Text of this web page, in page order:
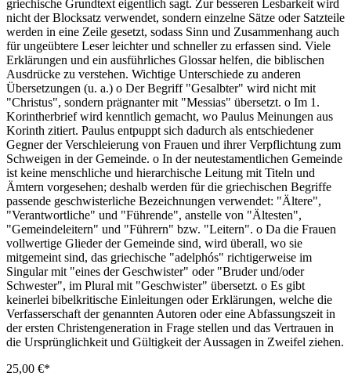
griechische Grundtext eigentlich sagt. Zur besseren Lesbarkeit wird
nicht der Blocksatz verwendet, sondern einzelne Sätze oder Satzteile
werden in eine Zeile gesetzt, sodass Sinn und Zusammenhang auch
für ungeübtere Leser leichter und schneller zu erfassen sind. Viele
Erklärungen und ein ausführliches Glossar helfen, die biblischen
Ausdrücke zu verstehen. Wichtige Unterschiede zu anderen
Übersetzungen (u. a.) o Der Begriff "Gesalbter" wird nicht mit
"Christus", sondern prägnanter mit "Messias" übersetzt. o Im 1.
Korintherbrief wird kenntlich gemacht, wo Paulus Meinungen aus
Korinth zitiert. Paulus entpuppt sich dadurch als entschiedener
Gegner der Verschleierung von Frauen und ihrer Verpflichtung zum
Schweigen in der Gemeinde. o In der neutestamentlichen Gemeinde
ist keine menschliche und hierarchische Leitung mit Titeln und
Ämtern vorgesehen; deshalb werden für die griechischen Begriffe
passende geschwisterliche Bezeichnungen verwendet: "Ältere",
"Verantwortliche" und "Führende", anstelle von "Ältesten",
"Gemeindeleitern" und "Führern" bzw. "Leitern". o Da die Frauen
vollwertige Glieder der Gemeinde sind, wird überall, wo sie
mitgemeint sind, das griechische "adelphós" richtigerweise im
Singular mit "eines der Geschwister" oder "Bruder und/oder
Schwester", im Plural mit "Geschwister" übersetzt. o Es gibt
keinerlei bibelkritische Einleitungen oder Erklärungen, welche die
Verfasserschaft der genannten Autoren oder eine Abfassungszeit in
der ersten Christengeneration in Frage stellen und das Vertrauen in
die Ursprünglichkeit und Gültigkeit der Aussagen in Zweifel ziehen.
25,00 €*